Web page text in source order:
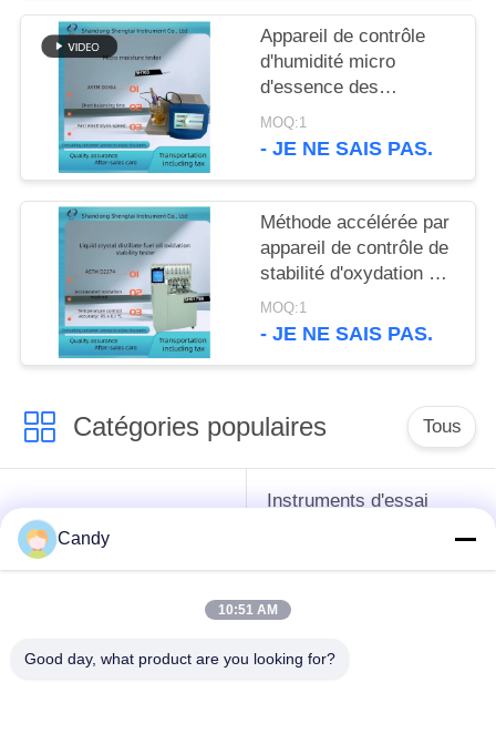
Appareil de contrôle
d'humidité micro
d'essence des
véhicules à moteur
d'éthanol d'ASTM
MOQ:1
- JE NE SAIS PAS.
Méthode accélérée par
appareil de contrôle de
stabilité d'oxydation de
fioul de distillat d'ASTM
D2274
MOQ:1
- JE NE SAIS PAS.
Catégories populaires Tous
instruments de essai
de pétrole
Instruments d'essai
graisse
Équipement d'essai
d'huile de
Candy
10:51 AM
Good day, what product are you looking for?